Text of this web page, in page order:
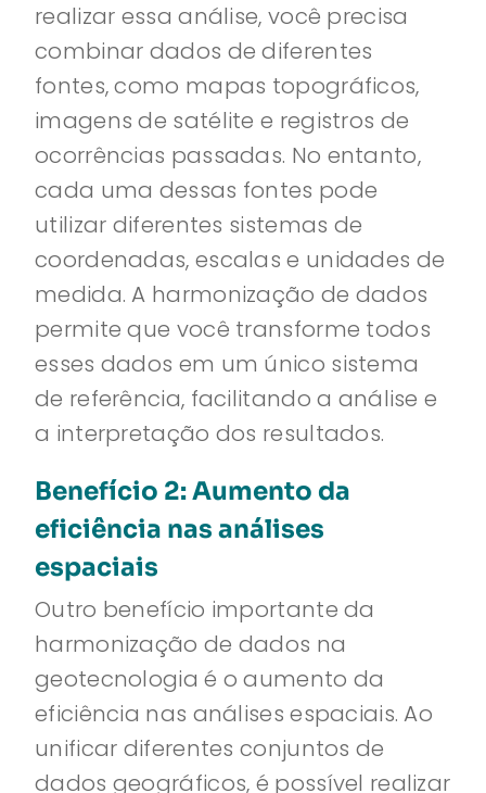
realizar essa análise, você precisa
combinar dados de diferentes
fontes, como mapas topográficos,
imagens de satélite e registros de
ocorrências passadas. No entanto,
cada uma dessas fontes pode
utilizar diferentes sistemas de
coordenadas, escalas e unidades de
medida. A harmonização de dados
permite que você transforme todos
esses dados em um único sistema
de referência, facilitando a análise e
a interpretação dos resultados.
Benefício 2: Aumento da
eficiência nas análises
espaciais
Outro benefício importante da
harmonização de dados na
geotecnologia é o aumento da
eficiência nas análises espaciais. Ao
unificar diferentes conjuntos de
dados geográficos, é possível realizar